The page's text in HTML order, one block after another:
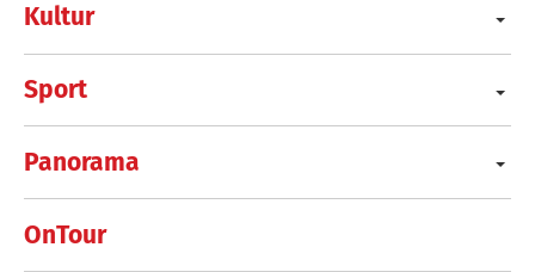
Kultur
Sport
Panorama
OnTour